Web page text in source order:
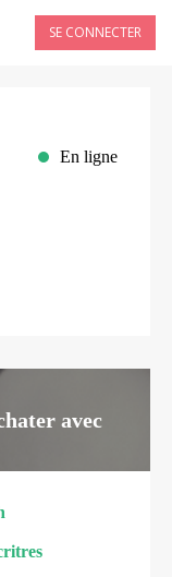
SE CONNECTER
En ligne
avec